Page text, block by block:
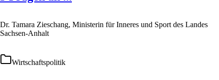
Dr. Tamara Zieschang, Ministerin für Inneres und Sport des Landes
Sachsen-Anhalt
Wirtschaftspolitik